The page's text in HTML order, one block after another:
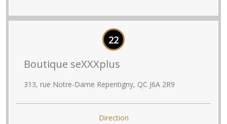
22
Boutique seXXXplus
313, rue Notre-Dame Repentigny, QC J6A 2R9
Direction